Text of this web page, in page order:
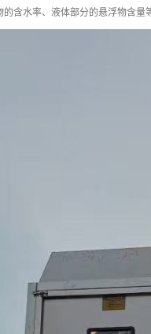
含水率、液体部分的悬浮物含